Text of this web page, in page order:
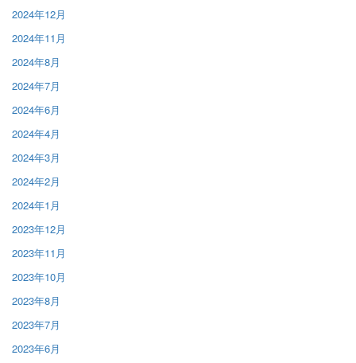
2024年12月
2024年11月
2024年8月
2024年7月
2024年6月
2024年4月
2024年3月
2024年2月
2024年1月
2023年12月
2023年11月
2023年10月
2023年8月
2023年7月
2023年6月